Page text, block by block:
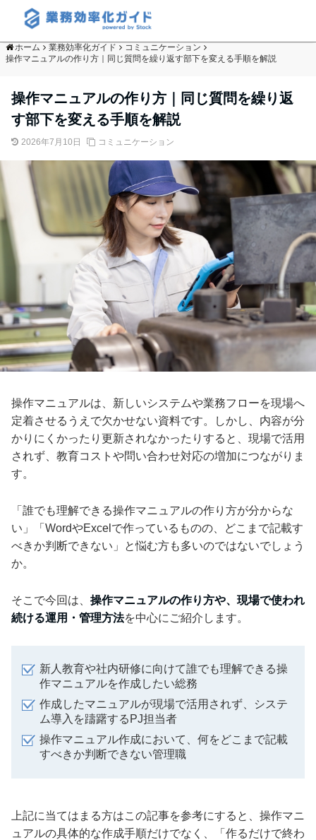
ホーム 業務効率化ガイド
コミュニケーション
操作マニュアルの作り方｜同じ質問を繰り返す部下を変える手順を解説
操作マニュアルの作り方｜同じ質問を繰り返
す部下を変える手順を解説
2026年7月10日 コミュニケーション
操作マニュアルは、新しいシステムや業務フローを現場へ
定着させるうえで欠かせない資料です。しかし、内容が分
かりにくかったり更新されなかったりすると、現場で活用
されず、教育コストや問い合わせ対応の増加につながりま
す。
「誰でも理解できる操作マニュアルの作り方が分からな
い」「WordやExcelで作っているものの、どこまで記載す
べきか判断できない」と悩む方も多いのではないでしょう
か。
そこで今回は、 操作マニュアルの作り方や、現場で使われ
続ける運用・管理方法を中心にご紹介します。
新人教育や社内研修に向けて誰でも理解できる操
作マニュアルを作成したい総務
作成したマニュアルが現場で活用されず、システ
ム導入を躊躇するPJ担当者
操作マニュアル作成において、何をどこまで記載
すべきか判断できない管理職
上記に当てはまる方はこの記事を参考にすると、操作マニ
ュアルの具体的な作成手順だけでなく、「作るだけで終わ